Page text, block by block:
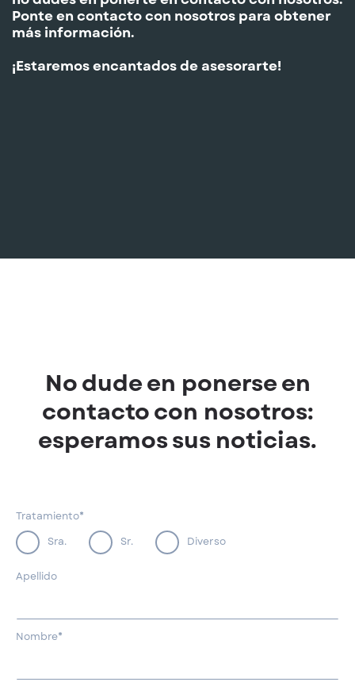
Ponte en contacto con nosotros para obtener
más información.
¡Estaremos encantados de asesorarte!
No dude en ponerse en
contacto con nosotros:
esperamos sus noticias.
Tratamiento*
Sra.
Sr. Diverso
Apellido
Nombre*